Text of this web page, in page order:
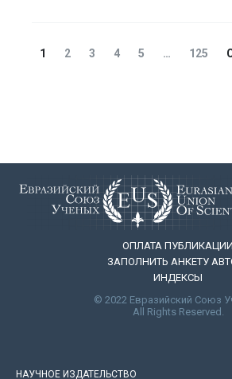
Навигация
Страница
1 Страница
2 Страница
3 Страница
4 Страница
5 … 125
ОПЛАТА ПУБЛИКАЦИИ
ЗАПОЛНИТЬ АНКЕТУ
ИНДЕКСЫ
© 2022 Евразийский Союз
All Rights Reserved.
НАУЧНОЕ ИЗДАТЕЛЬСТВО